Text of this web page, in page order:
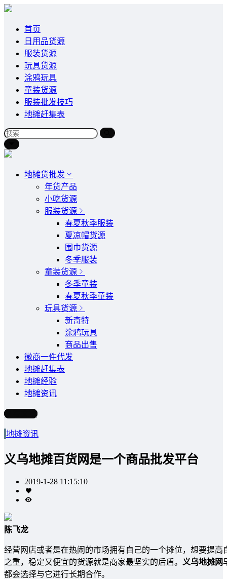
首页
日用品货源
服装货源
玩具货源
涂鸦玩具
童装货源
服装批发技巧
地摊赶集表
地摊货批发
年货产品
小吃货源
服装货源
春夏秋季服装
夏凉帽货源
围巾货源
冬季服装
童装货源
冬季童装
春夏秋季童装
玩具货源
新奇特
涂鸦玩具
商品出售
微商一件代发
地摊赶集表
地摊经验
地摊资讯
写文章
地摊资讯
义乌地摊百货网是一个商品批发平台
2019-1-28 11:15:10
陈飞龙
经营网店或者是在热闹的市场拥有自己的一个摊位，想要提
之重，稳定又便宜的货源就是商家最坚实的后盾。
义乌地摊网
都会选择与它进行长期合作。